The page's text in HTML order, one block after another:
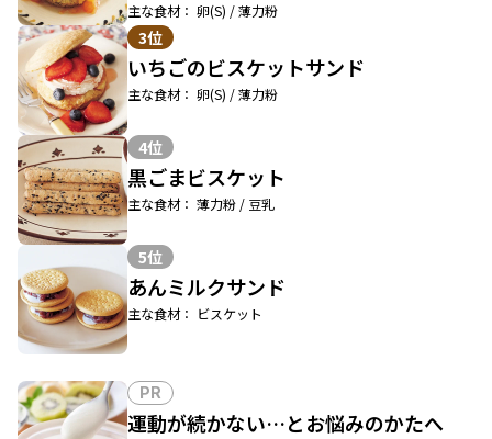
主な食材： 卵(S) / 薄力粉
3位
いちごのビスケットサンド
主な食材： 卵(S) / 薄力粉
4位
黒ごまビスケット
主な食材： 薄力粉 / 豆乳
5位
あんミルクサンド
主な食材： ビスケット
PR
運動が続かない…とお悩みのかたへ